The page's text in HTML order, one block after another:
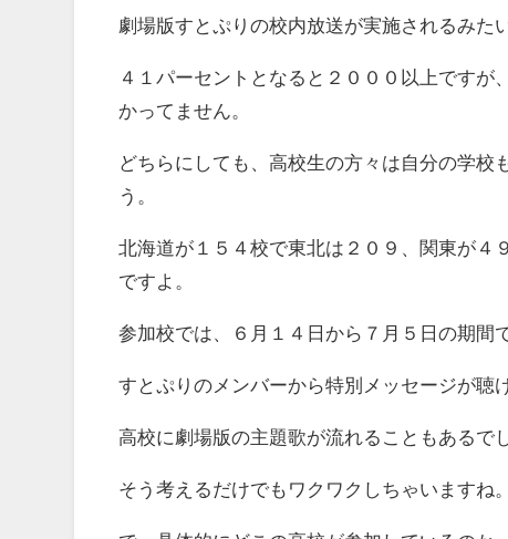
劇場版すとぷりの校内放送が実施されるみたい
４１パーセントとなると２０００以上です
かってません。
どちらにしても、高校生の方々は自分の学校
う。
北海道が１５４校で東北は２０９、関東が４
ですよ。
参加校では、６月１４日から７月５日の期間
すとぷりのメンバーから特別メッセージが聴
高校に劇場版の主題歌が流れることもあるで
そう考えるだけでもワクワクしちゃいますね。